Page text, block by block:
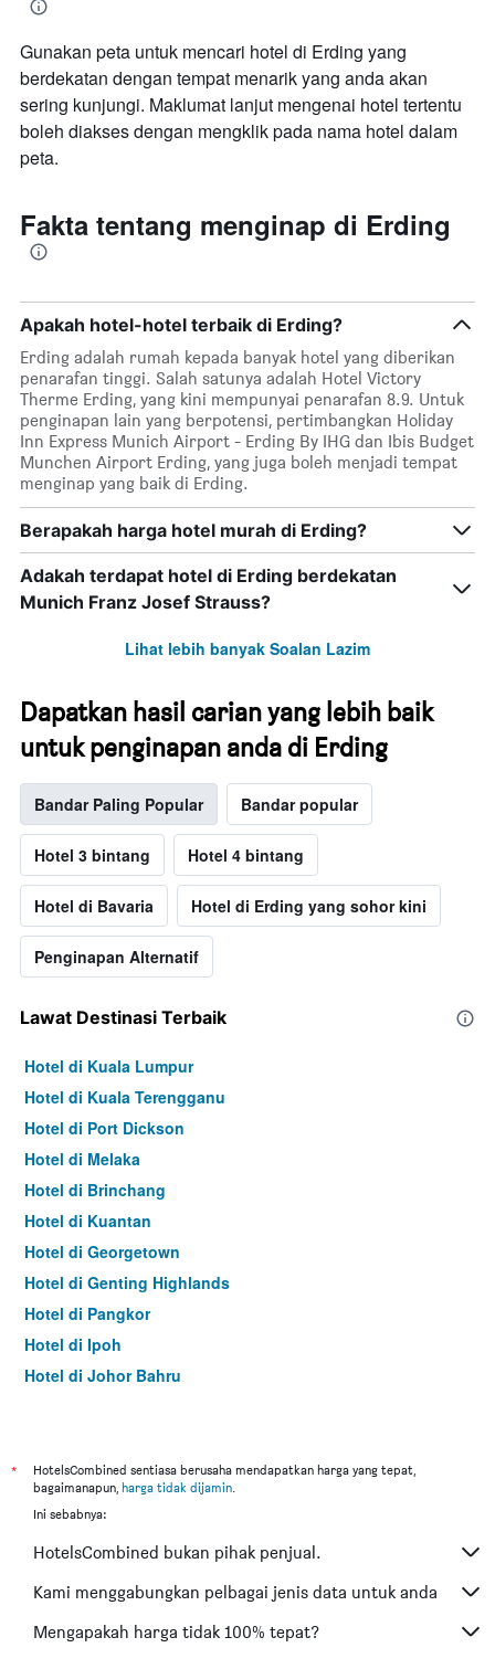
Gunakan peta untuk mencari hotel di Erding yang
berdekatan dengan tempat menarik yang anda akan
sering kunjungi. Maklumat lanjut mengenai hotel tertentu
boleh diakses dengan mengklik pada nama hotel dalam
peta.
Fakta tentang menginap di Erding
Apakah hotel-hotel terbaik di Erding?
Erding adalah rumah kepada banyak hotel yang diberikan
penarafan tinggi. Salah satunya adalah Hotel Victory
Therme Erding, yang kini mempunyai penarafan 8.9. Untuk
penginapan lain yang berpotensi, pertimbangkan Holiday
Inn Express Munich Airport - Erding By IHG dan Ibis Budget
Munchen Airport Erding, yang juga boleh menjadi tempat
menginap yang baik di Erding.
Berapakah harga hotel murah di Erding?
Adakah terdapat hotel di Erding berdekatan
Munich Franz Josef Strauss?
Lihat lebih banyak Soalan Lazim
Dapatkan hasil carian yang lebih baik
untuk penginapan anda di Erding
Bandar Paling Popular Bandar popular
Hotel 3 bintang Hotel 4 bintang
Hotel di Bavaria Hotel di Erding yang sohor kini
Penginapan Alternatif
Lawat Destinasi Terbaik
Hotel di Kuala Lumpur
Hotel di Kuala Terengganu
Hotel di Port Dickson
Hotel di Melaka
Hotel di Brinchang
Hotel di Kuantan
Hotel di Georgetown
Hotel di Genting Highlands
Hotel di Pangkor
Hotel di Ipoh
Hotel di Johor Bahru
Hotel di Kuching
Hotel di Tokyo
Hotel di Bangkok
Hotel di Putrajaya
Hotel di Shah Alam
*
HotelsCombined sentiasa berusaha mendapatkan harga yang tepat,
bagaimanapun, harga tidak dijamin.
Ini sebabnya:
HotelsCombined bukan pihak penjual.
Kami menggabungkan pelbagai jenis data untuk anda
Mengapakah harga tidak 100% tepat?